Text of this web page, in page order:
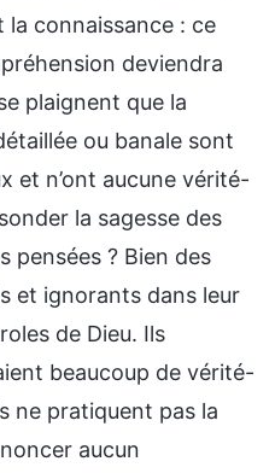
la connaissance : ce
deviendra
plaignent que la
ou banale sont
et n’ont aucune vérité-
la sagesse des
pensées ? Bien des
et ignorants dans leur
de Dieu. Ils
beaucoup de vérité-
ne pratiquent pas la
aucun